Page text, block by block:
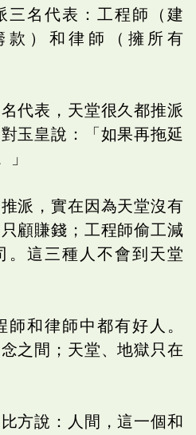
三名代表：工程師（建
款）和律師（擁所有
代表，天堂很久都推派
玉皇說：「如果再拖延
」
派，實在因為天堂沒有
顧賺錢；工程師偷工減
。這三種人不會到天堂
和律師中都有好人。
之間；天堂、地獄只在
方說：人間，這一個和